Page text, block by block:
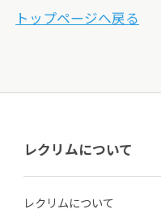
トップページへ戻る
レクリムについて
レクリムについて